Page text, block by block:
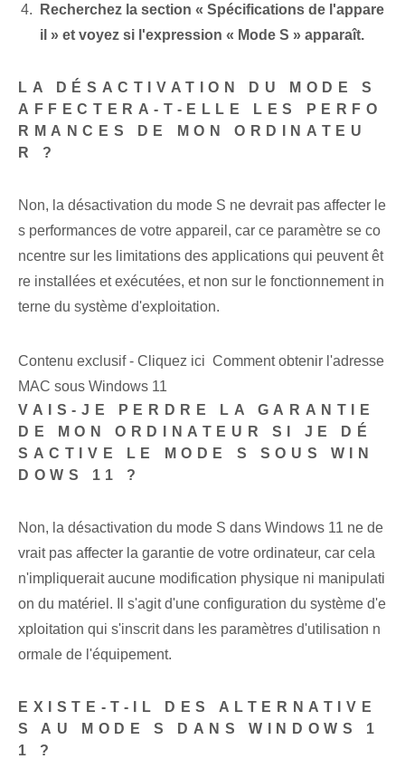
Recherchez la section « Spécifications de l'appare
il » et voyez si l'expression « Mode S » apparaît.
LA DÉSACTIVATION DU MODE S
AFFECTERA-T-ELLE LES PERFO
RMANCES DE MON ORDINATEU
R ?
Non, la désactivation du mode S ne devrait pas affecter le
s performances de votre appareil, car ce paramètre se co
ncentre sur les limitations des applications qui peuvent êt
re installées et exécutées, et non sur le fonctionnement in
terne du système d'exploitation.
Contenu exclusif - Cliquez ici Comment obtenir l'adresse
MAC sous Windows 11
VAIS-JE PERDRE LA GARANTIE
DE MON ORDINATEUR SI JE DÉ
SACTIVE LE MODE S SOUS WIN
DOWS 11 ?
Non, la désactivation du mode S dans Windows 11 ne de
vrait pas affecter la garantie de votre ordinateur, car cela
n'impliquerait aucune modification physique ni manipulati
on du matériel. Il s'agit d'une configuration du système d'e
xploitation qui s'inscrit dans les paramètres d'utilisation n
ormale de l'équipement.
EXISTE-T-IL DES ALTERNATIVE
S AU MODE S DANS WINDOWS 1
1 ?